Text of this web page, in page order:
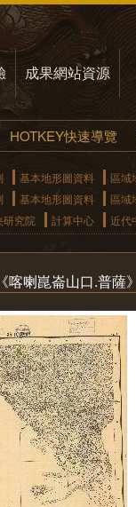
成果網站資源
HOTKEY快速導覽
基本地形圖資料 區域
基本地形圖資料 區域
研究院 計算中心 近代
喇崑崙山口.普薩》